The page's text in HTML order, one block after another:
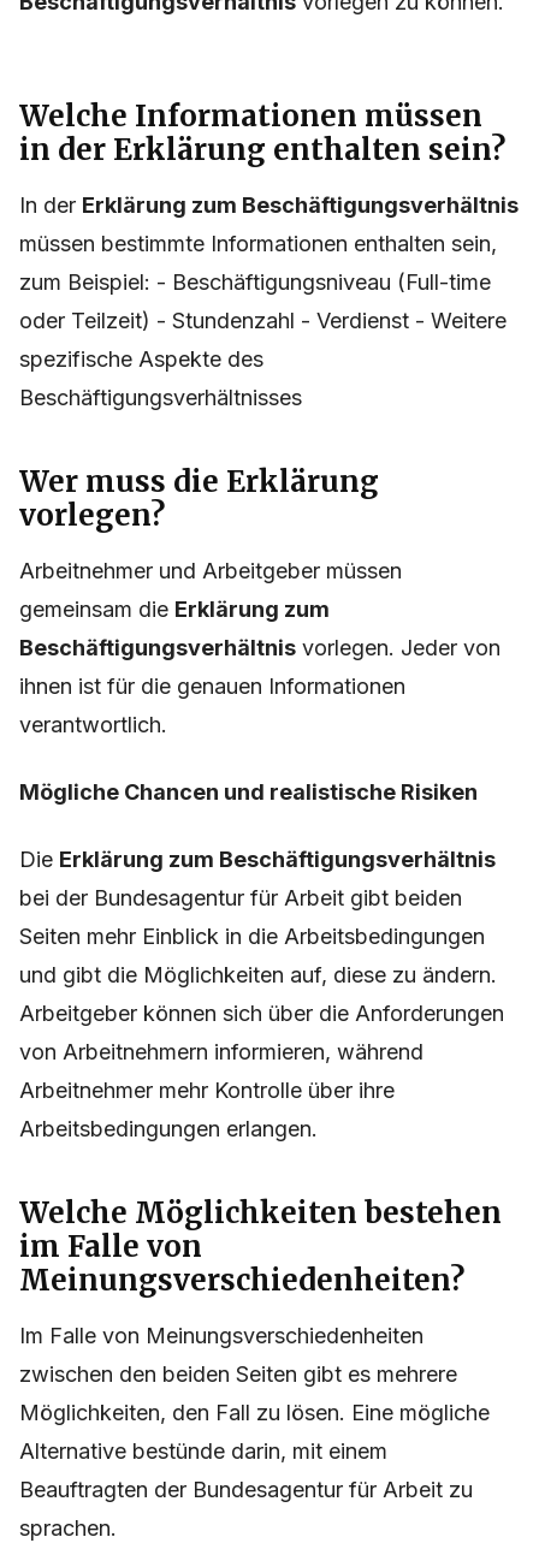
Welche Informationen müssen
in der Erklärung enthalten sein?
In der Erklärung zum Beschäftigungsverhältnis
müssen bestimmte Informationen enthalten sein,
zum Beispiel: - Beschäftigungsniveau (Full-time
oder Teilzeit) - Stundenzahl - Verdienst - Weitere
spezifische Aspekte des
Beschäftigungsverhältnisses
Wer muss die Erklärung
vorlegen?
Arbeitnehmer und Arbeitgeber müssen
gemeinsam die Erklärung zum
Beschäftigungsverhältnis vorlegen. Jeder von
ihnen ist für die genauen Informationen
verantwortlich.
Mögliche Chancen und realistische Risiken
Die Erklärung zum Beschäftigungsverhältnis
bei der Bundesagentur für Arbeit gibt beiden
Seiten mehr Einblick in die Arbeitsbedingungen
und gibt die Möglichkeiten auf, diese zu ändern.
Arbeitgeber können sich über die Anforderungen
von Arbeitnehmern informieren, während
Arbeitnehmer mehr Kontrolle über ihre
Arbeitsbedingungen erlangen.
Welche Möglichkeiten bestehen
im Falle von
Meinungsverschiedenheiten?
Im Falle von Meinungsverschiedenheiten
zwischen den beiden Seiten gibt es mehrere
Möglichkeiten, den Fall zu lösen. Eine mögliche
Alternative bestünde darin, mit einem
Beauftragten der Bundesagentur für Arbeit zu
sprachen.